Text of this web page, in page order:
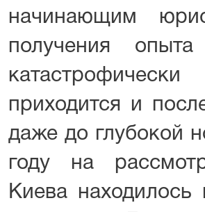
начинающим
получения
приходится и
даже до глубокой
году на
Киева